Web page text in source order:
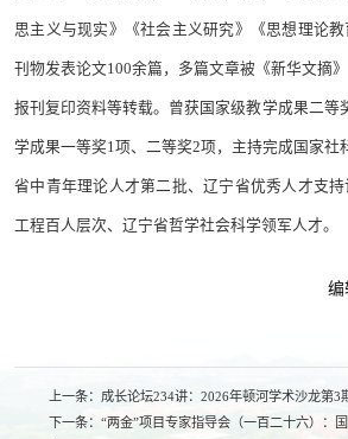
思主义与现实》《社会主义研究》《思想理论
刊物发表论文100余篇，多篇文章被《新华文摘
报刊复印资料等转载。曾获国家级教学成果二等
学成果一等奖1项、二等奖2项，主持完成国家社
省中青年理论人才第二批、辽宁省优秀人才支
工程百人层次、辽宁省哲学社会科学领军人才。
上一条：
成长论坛234讲：2026年顿河学术沙龙第3
下一条： “两金”项目专家指导会（一百二十六）：